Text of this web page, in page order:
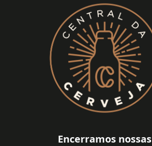
Encerramos nossas